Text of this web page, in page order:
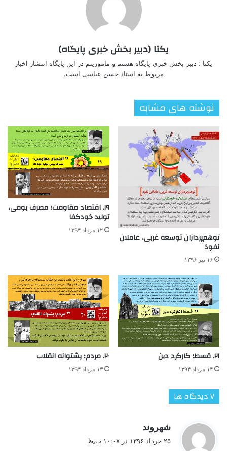
یکتا (دبیر بخش خبری پایگاه)
یکتا ؛ دبیر بخش خبری پایگاه هستم و ماموریتم در این پایگاه انتشار اخبار
مربوط به استاد حسن عباسی است.
نوشته های مشابه
توهم‌پردازان توسعه غربی، عاملان
نفوذ
۱۶ تیر ۱۳۹۶
۱۹. اقتصاد مقاومت؛ مصرف بومی،
تولید خودکفا
۱۲ مرداد ۱۳۹۴
۲۱. قسط؛ کارکرد دین
۱۴ مرداد ۱۳۹۴
۲۰. مردم؛ پشتوانه انقلاب
۱۳ مرداد ۱۳۹۴
‫۷ دیدگاه ها
شهروند
۲۵ خرداد ۱۳۹۶ در ۱۰:۰۷ ب٫ظ